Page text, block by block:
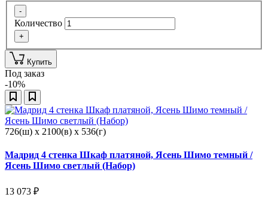
-
Количество
+
Купить
Под заказ
-10%
726(ш) x 2100(в) x 536(г)
Мадрид 4 стенка Шкаф платяной, Ясень Шимо темный /
Ясень Шимо светлый (Набор)
13 073 ₽